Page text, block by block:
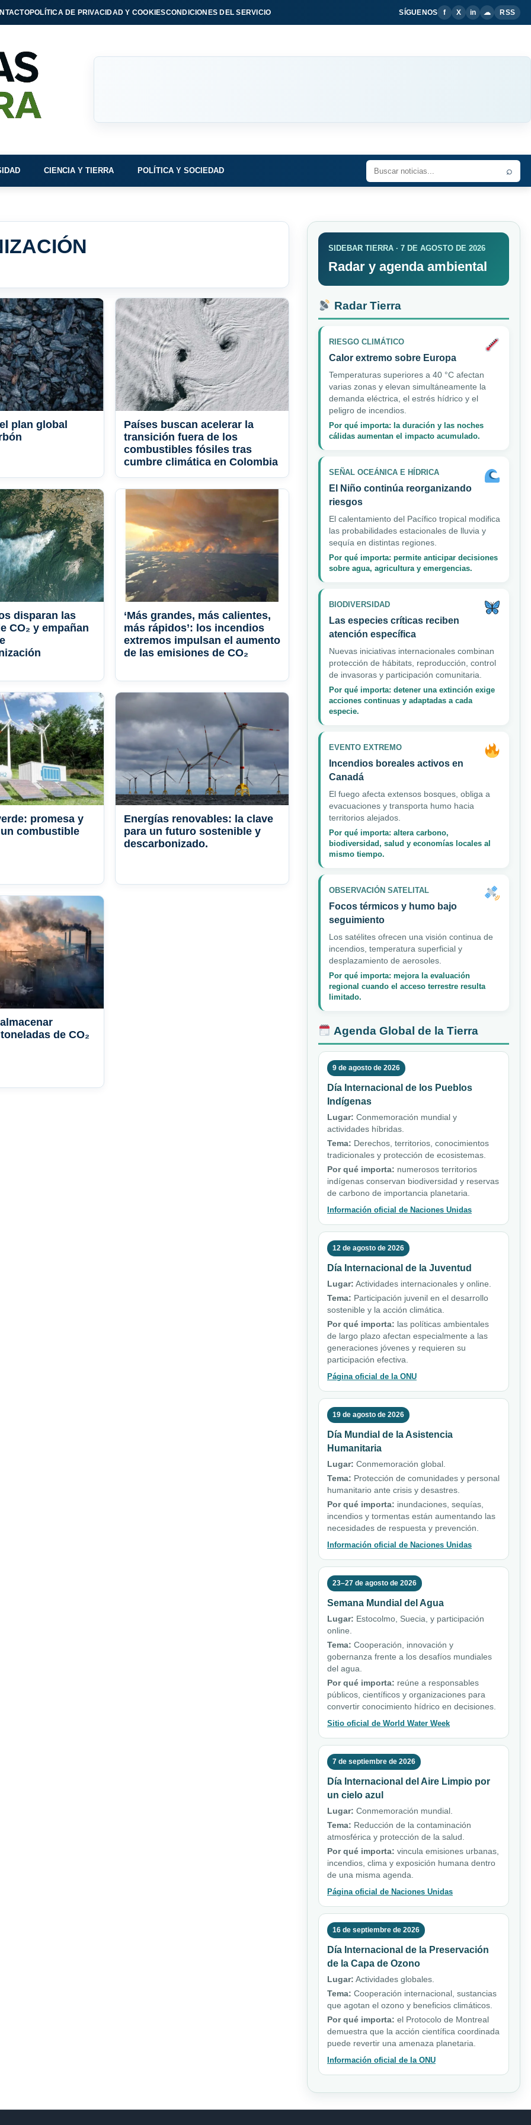
POLÍTICA DE PRIVACIDAD Y COOKIESCONDICIONES DEL SERVICIO SÍGUENOS f X in ☁ RSS
CIENCIA Y TIERRA POLÍTICA Y SOCIEDAD ⌕
plan global
Países buscan acelerar la
transición fuera de los
combustibles fósiles tras
cumbre climática en Colombia
disparan las
CO₂ y empañan
‘Más grandes, más calientes,
más rápidos’: los incendios
extremos impulsan el aumento
de las emisiones de CO₂
promesa y
combustible
Energías renovables: la clave
para un futuro sostenible y
descarbonizado.
de CO₂
SIDEBAR TIERRA · 7 DE AGOSTO DE 2026
Radar y agenda ambiental
Radar Tierra
RIESGO CLIMÁTICO
Calor extremo sobre Europa
Temperaturas superiores a 40 °C afectan
varias zonas y elevan simultáneamente la
demanda eléctrica, el estrés hídrico y el
peligro de incendios.
Por qué importa: la duración y las noches
cálidas aumentan el impacto acumulado.
SEÑAL OCEÁNICA E HÍDRICA
El Niño continúa reorganizando
riesgos
El calentamiento del Pacífico tropical modifica
las probabilidades estacionales de lluvia y
sequía en distintas regiones.
Por qué importa: permite anticipar decisiones
sobre agua, agricultura y emergencias.
BIODIVERSIDAD
Las especies críticas reciben
atención específica
Nuevas iniciativas internacionales combinan
protección de hábitats, reproducción, control
de invasoras y participación comunitaria.
Por qué importa: detener una extinción exige
acciones continuas y adaptadas a cada
especie.
EVENTO EXTREMO
Incendios boreales activos en
Canadá
El fuego afecta extensos bosques, obliga a
evacuaciones y transporta humo hacia
territorios alejados.
Por qué importa: altera carbono,
biodiversidad, salud y economías locales al
mismo tiempo.
OBSERVACIÓN SATELITAL
Focos térmicos y humo bajo
seguimiento
Los satélites ofrecen una visión continua de
incendios, temperatura superficial y
desplazamiento de aerosoles.
Por qué importa: mejora la evaluación
regional cuando el acceso terrestre resulta
limitado.
Agenda Global de la Tierra
9 de agosto de 2026
Día Internacional de los Pueblos
Indígenas
Lugar: Conmemoración mundial y
actividades híbridas.
Tema: Derechos, territorios, conocimientos
tradicionales y protección de ecosistemas.
Por qué importa: numerosos territorios
indígenas conservan biodiversidad y reservas
de carbono de importancia planetaria.
Información oficial de Naciones Unidas
12 de agosto de 2026
Día Internacional de la Juventud
Lugar: Actividades internacionales y online.
Tema: Participación juvenil en el desarrollo
sostenible y la acción climática.
Por qué importa: las políticas ambientales
de largo plazo afectan especialmente a las
generaciones jóvenes y requieren su
participación efectiva.
Página oficial de la ONU
19 de agosto de 2026
Día Mundial de la Asistencia
Humanitaria
Lugar: Conmemoración global.
Tema: Protección de comunidades y personal
humanitario ante crisis y desastres.
Por qué importa: inundaciones, sequías,
incendios y tormentas están aumentando las
necesidades de respuesta y prevención.
Información oficial de Naciones Unidas
23–27 de agosto de 2026
Semana Mundial del Agua
Lugar: Estocolmo, Suecia, y participación
online.
Tema: Cooperación, innovación y
gobernanza frente a los desafíos mundiales
del agua.
Por qué importa: reúne a responsables
públicos, científicos y organizaciones para
convertir conocimiento hídrico en decisiones.
Sitio oficial de World Water Week
7 de septiembre de 2026
Día Internacional del Aire Limpio por
un cielo azul
Lugar: Conmemoración mundial.
Tema: Reducción de la contaminación
atmosférica y protección de la salud.
Por qué importa: vincula emisiones urbanas,
incendios, clima y exposición humana dentro
de una misma agenda.
Página oficial de Naciones Unidas
16 de septiembre de 2026
Día Internacional de la Preservación
de la Capa de Ozono
Lugar: Actividades globales.
Tema: Cooperación internacional, sustancias
que agotan el ozono y beneficios climáticos.
Por qué importa: el Protocolo de Montreal
demuestra que la acción científica coordinada
puede revertir una amenaza planetaria.
Información oficial de la ONU